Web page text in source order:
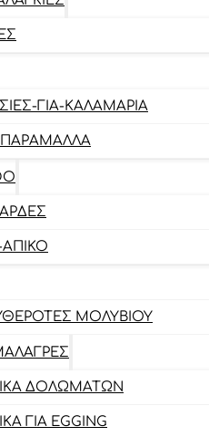
ΓΙΑ-ΚΑΛΑΜΆΡΙΑ
ΜΟΛΥΒΙΟΎ
ΔΟΛΩΜΆΤΩΝ
ΓΙΑ EGGING